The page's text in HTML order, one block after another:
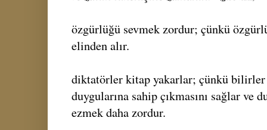
özgürlüğü sevmek zordur; çünkü
elinden alır.
diktatörler kitap yakarlar; çünkü bilirler
duygularına sahip çıkmasını sağlar ve
ezmek daha zordur.